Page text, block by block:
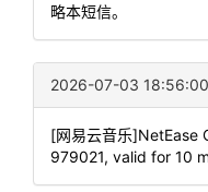
略本短信。
2026-07-03 18:56:00
[网易云音乐]NetEase
979021, valid for 10